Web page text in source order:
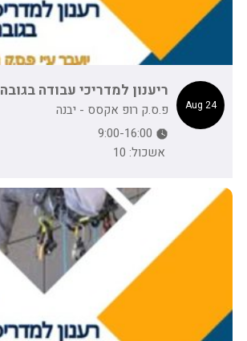
24 Aug
ריענון למדריכי עבודה בגובה
פ.ס.ק רופ אקסס - יבנה
אשכול: 10